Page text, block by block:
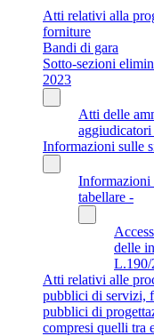
Atti relativi alla
forniture
Bandi di gara
Sotto-sezioni
2023
Atti delle
aggiudicatori
Informazioni sulle
Informazioni
tabellare -
delle
L.190/
Atti relativi alle
pubblici di servizi,
pubblici di
compresi quelli tra